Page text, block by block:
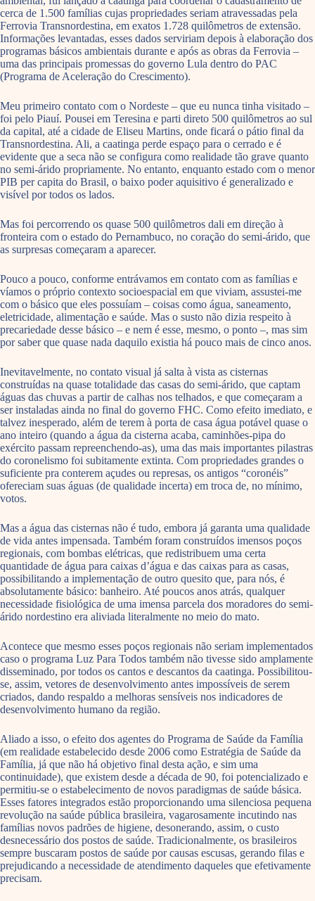
cerca de 1.500 famílias cujas propriedades seriam atravessadas pela
Ferrovia Transnordestina, em exatos 1.728 quilômetros de extensão.
Informações levantadas, esses dados serviriam depois à elaboração dos
programas básicos ambientais durante e após as obras da Ferrovia –
uma das principais promessas do governo Lula dentro do PAC
(Programa de Aceleração do Crescimento).
Meu primeiro contato com o Nordeste – que eu nunca tinha visitado –
foi pelo Piauí. Pousei em Teresina e parti direto 500 quilômetros ao sul
da capital, até a cidade de Eliseu Martins, onde ficará o pátio final da
Transnordestina. Ali, a caatinga perde espaço para o cerrado e é
evidente que a seca não se configura como realidade tão grave quanto
no semi-árido propriamente. No entanto, enquanto estado com o menor
PIB per capita do Brasil, o baixo poder aquisitivo é generalizado e
visível por todos os lados.
Mas foi percorrendo os quase 500 quilômetros dali em direção à
fronteira com o estado do Pernambuco, no coração do semi-árido, que
as surpresas começaram a aparecer.
Pouco a pouco, conforme entrávamos em contato com as famílias e
víamos o próprio contexto socioespacial em que viviam, assustei-me
com o básico que eles possuíam – coisas como água, saneamento,
eletricidade, alimentação e saúde. Mas o susto não dizia respeito à
precariedade desse básico – e nem é esse, mesmo, o ponto –, mas sim
por saber que quase nada daquilo existia há pouco mais de cinco anos.
Inevitavelmente, no contato visual já salta à vista as cisternas
construídas na quase totalidade das casas do semi-árido, que captam
águas das chuvas a partir de calhas nos telhados, e que começaram a
ser instaladas ainda no final do governo FHC. Como efeito imediato, e
talvez inesperado, além de terem à porta de casa água potável quase o
ano inteiro (quando a água da cisterna acaba, caminhões-pipa do
exército passam repreenchendo-as), uma das mais importantes pilastras
do coronelismo foi subitamente extinta. Com propriedades grandes o
suficiente pra conterem açudes ou represas, os antigos “coronéis”
ofereciam suas águas (de qualidade incerta) em troca de, no mínimo,
votos.
Mas a água das cisternas não é tudo, embora já garanta uma qualidade
de vida antes impensada. Também foram construídos imensos poços
regionais, com bombas elétricas, que redistribuem uma certa
quantidade de água para caixas d’água e das caixas para as casas,
possibilitando a implementação de outro quesito que, para nós, é
absolutamente básico: banheiro. Até poucos anos atrás, qualquer
necessidade fisiológica de uma imensa parcela dos moradores do semi-
árido nordestino era aliviada literalmente no meio do mato.
Acontece que mesmo esses poços regionais não seriam implementados
caso o programa Luz Para Todos também não tivesse sido amplamente
disseminado, por todos os cantos e descantos da caatinga. Possibilitou-
se, assim, vetores de desenvolvimento antes impossíveis de serem
criados, dando respaldo a melhoras sensíveis nos indicadores de
desenvolvimento humano da região.
Aliado a isso, o efeito dos agentes do Programa de Saúde da Família
(em realidade estabelecido desde 2006 como Estratégia de Saúde da
Família, já que não há objetivo final desta ação, e sim uma
continuidade), que existem desde a década de 90, foi potencializado e
permitiu-se o estabelecimento de novos paradigmas de saúde básica.
Esses fatores integrados estão proporcionando uma silenciosa pequena
revolução na saúde pública brasileira, vagarosamente incutindo nas
famílias novos padrões de higiene, desonerando, assim, o custo
desnecessário dos postos de saúde. Tradicionalmente, os brasileiros
sempre buscaram postos de saúde por causas escusas, gerando filas e
prejudicando a necessidade de atendimento daqueles que efetivamente
precisam.